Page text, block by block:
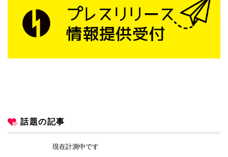
話題の記事
現在計測中です